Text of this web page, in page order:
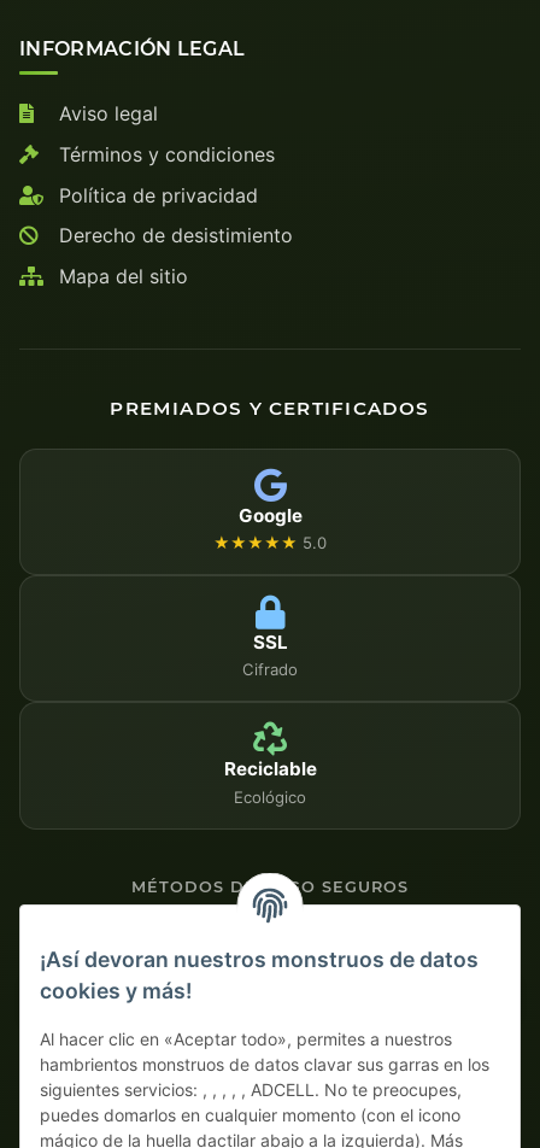
INFORMACIÓN LEGAL
Aviso legal
Términos y condiciones
Política de privacidad
Derecho de desistimiento
Mapa del sitio
PREMIADOS Y CERTIFICADOS
Google
★★★★★ 5.0
SSL
Cifrado
Reciclable
Ecológico
MÉTODOS DE PAGO SEGUROS
Pago por adelantado con descuento
¡Así devoran nuestros monstruos de datos
cookies y más!
Al hacer clic en «Aceptar todo», permites a nuestros
hambrientos monstruos de datos clavar sus garras en los
siguientes servicios: , , , , , ADCELL. No te preocupes,
puedes domarlos en cualquier momento (con el icono
mágico de la huella dactilar abajo a la izquierda). Más